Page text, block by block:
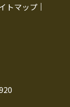
トマップ